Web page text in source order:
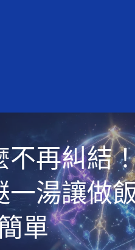
不再糾結
一湯讓做
單